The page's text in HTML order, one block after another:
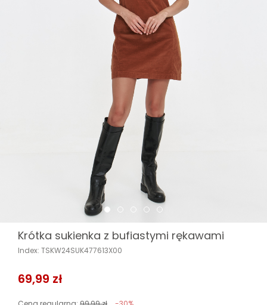
Krótka sukienka z bufiastymi rękawami
Index: TSKW24SUK477613X00
69,99 zł